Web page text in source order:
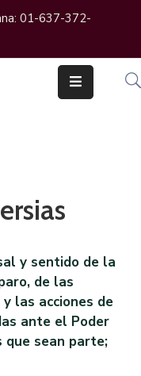
01-637-372-
y sentido de la
de las
las acciones de
ante el Poder
que sean parte;